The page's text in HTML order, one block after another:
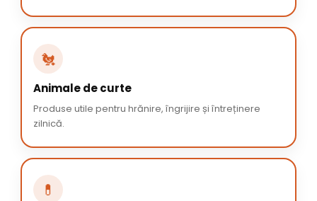
🐔
Animale de curte
Produse utile pentru hrănire, îngrijire și întreținere
zilnică.
💊